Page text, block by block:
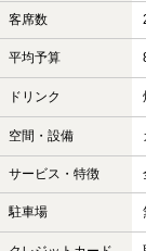
客席数
平均予算
ドリンク
空間・設備
サービス・特徴
駐車場